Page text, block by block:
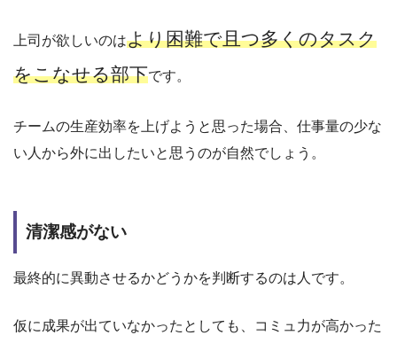
上司が欲しいのはより困難で且つ多くのタスク
をこなせる部下です。
チームの生産効率を上げようと思った場合、仕事量の少な
い人から外に出したいと思うのが自然でしょう。
清潔感がない
最終的に異動させるかどうかを判断するのは人です。
仮に成果が出ていなかったとしても、コミュ力が高かった